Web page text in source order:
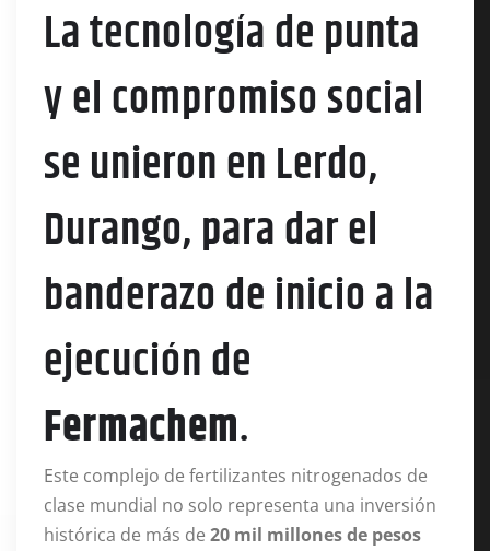
La tecnología de punta
y el compromiso social
se unieron en Lerdo,
Durango, para dar el
banderazo de inicio a la
ejecución de
Fermachem.
Este complejo de fertilizantes nitrogenados de
clase mundial no solo representa una inversión
histórica de más de 20 mil millones de pesos